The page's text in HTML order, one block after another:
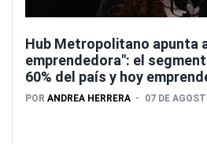
Hub Metropolitano apunta
emprendedora": el
60% del país y hoy
POR ANDREA HERRERA 07 DE